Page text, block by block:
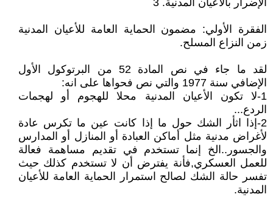
الإضرار بالأعيان المدنية. 3
الفقرة الأولي: مضمون الحماية العامة للأعيان المدنية
زمن النزاع المسلح.
لقد ما جاء في نص المادة 52 من البرتوكول الأول
الإضافي سنة 1977 والتي نص فحواها على انه:
1-لا تكون الأعيان المدنية محلا للهجوم أو لهجمات
الردع...
2-إذا اثأر الشك حول ما إذا كانت عين ما تكرس عادة
لأغراض مدنية مثل أماكن العبادة أو المنازل أو المدارس
والجسور..الخ إنما تستخدم في تقديم مساهمة فعالة
للعمل العسكري,فأنة يفترض أن لا تستخدم كذلك حيث
تفسر حالة الشك لصالح استمرار الحماية العامة للأعيان
المدنية.